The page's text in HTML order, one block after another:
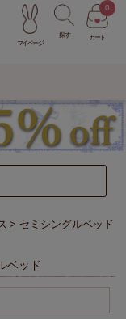
マイページ
探す カート
0
セミシングルベッド
ベッド